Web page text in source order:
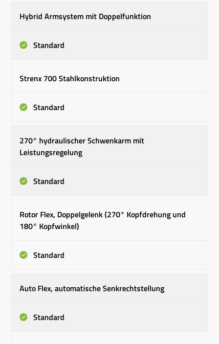
Hybrid Armsystem mit Doppelfunktion
Standard
Strenx 700 Stahlkonstruktion
Standard
270° hydraulischer Schwenkarm mit
Leistungsregelung
Standard
Rotor Flex, Doppelgelenk (270° Kopfdrehung und
180° Kopfwinkel)
Standard
Auto Flex, automatische Senkrechtstellung
Standard